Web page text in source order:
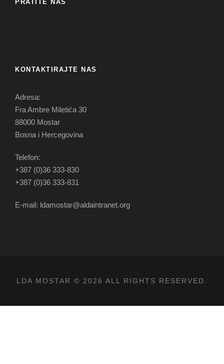
PRATITE NAS
KONTAKTIRAJTE NAS
Adresa:
Fra Ambre Miletića 30
88000 Mostar
Bosna i Hercegovina
Telefon:
+387 (0)36 333-830
+387 (0)36 333-831
E-mail: ldamostar@aldaintranet.org
LDA MOSTAR © 2026 ALL RIGHTS RESERVED.